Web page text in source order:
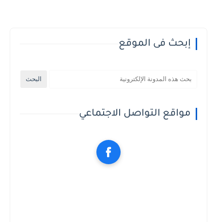
إبحث فى الموقع
مواقع التواصل الاجتماعي